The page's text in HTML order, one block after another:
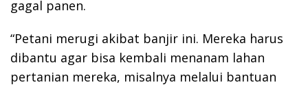
gagal panen.
“Petani merugi akibat banjir ini. Mereka harus
dibantu agar bisa kembali menanam lahan
pertanian mereka, misalnya melalui bantuan